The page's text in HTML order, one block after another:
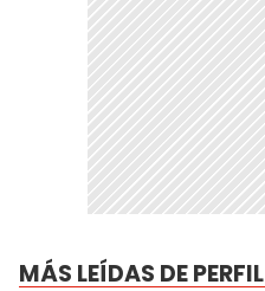
MÁS LEÍDAS DE PERFIL